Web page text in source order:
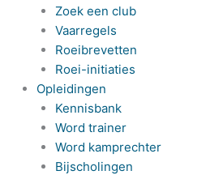
Zoek een club
Vaarregels
Roeibrevetten
Roei-initiaties
Opleidingen
Kennisbank
Word trainer
Word kamprechter
Bijscholingen